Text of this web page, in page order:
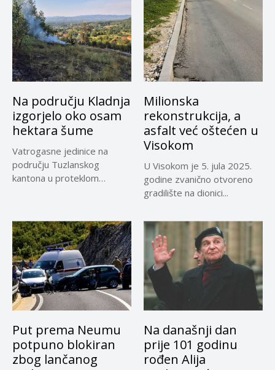
Na području Kladnja
izgorjelo oko osam
hektara šume
Vatrogasne jedinice na
području Tuzlanskog
kantona u proteklom
Milionska
rekonstrukcija, a
asfalt već oštećen u
Visokom
U Visokom je 5. jula 2025.
godine zvanično otvoreno
gradilište na dionici...
Put prema Neumu
potpuno blokiran
zbog lančanog
Na današnji dan
prije 101 godinu
rođen Alija